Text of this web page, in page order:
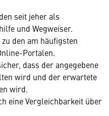
seit jeher als
und Wegweiser.
den am häufigsten
Portalen.
dass der angegebene
wird und der erwartete
wird.
eine Vergleichbarkeit über